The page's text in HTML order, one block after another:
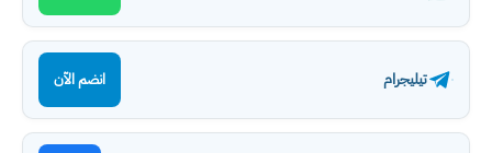
تيليجرام انضم الآن